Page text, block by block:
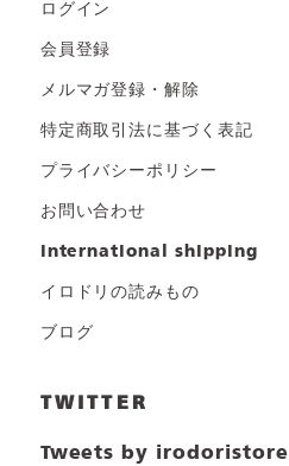
ログイン
会員登録
メルマガ登録・解除
特定商取引法に基づく表記
プライバシーポリシー
お問い合わせ
international shipping
イロドリの読みもの
ブログ
TWITTER
Tweets by irodoristore